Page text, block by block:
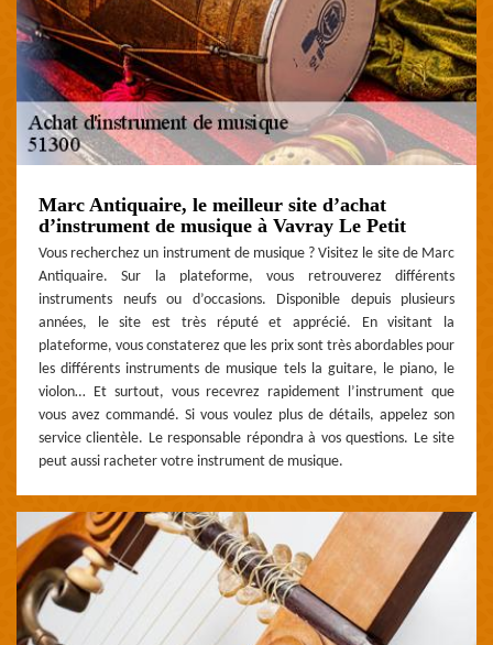
Marc Antiquaire, le meilleur site d’achat
d’instrument de musique à Vavray Le Petit
Vous recherchez un instrument de musique ? Visitez le site de Marc
Antiquaire. Sur la plateforme, vous retrouverez différents
instruments neufs ou d’occasions. Disponible depuis plusieurs
années, le site est très réputé et apprécié. En visitant la
plateforme, vous constaterez que les prix sont très abordables pour
les différents instruments de musique tels la guitare, le piano, le
violon… Et surtout, vous recevrez rapidement l’instrument que
vous avez commandé. Si vous voulez plus de détails, appelez son
service clientèle. Le responsable répondra à vos questions. Le site
peut aussi racheter votre instrument de musique.